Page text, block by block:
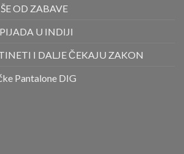
OD ZABAVE
U INDIJI
I DALJE ČEKAJU ZAKON
Pantalone DIG